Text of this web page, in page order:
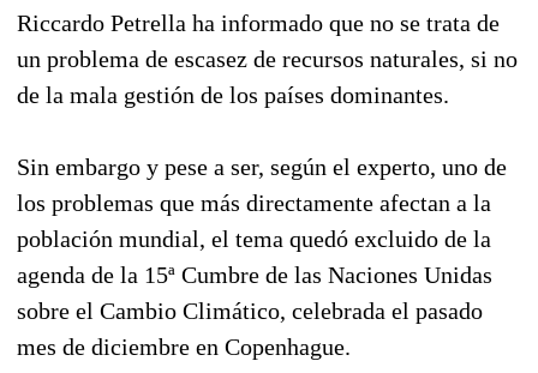
Riccardo Petrella ha informado que no se trata de
un problema de escasez de recursos naturales, si no
de la mala gestión de los países dominantes.
Sin embargo y pese a ser, según el experto, uno de
los problemas que más directamente afectan a la
población mundial, el tema quedó excluido de la
agenda de la 15ª Cumbre de las Naciones Unidas
sobre el Cambio Climático, celebrada el pasado
mes de diciembre en Copenhague.